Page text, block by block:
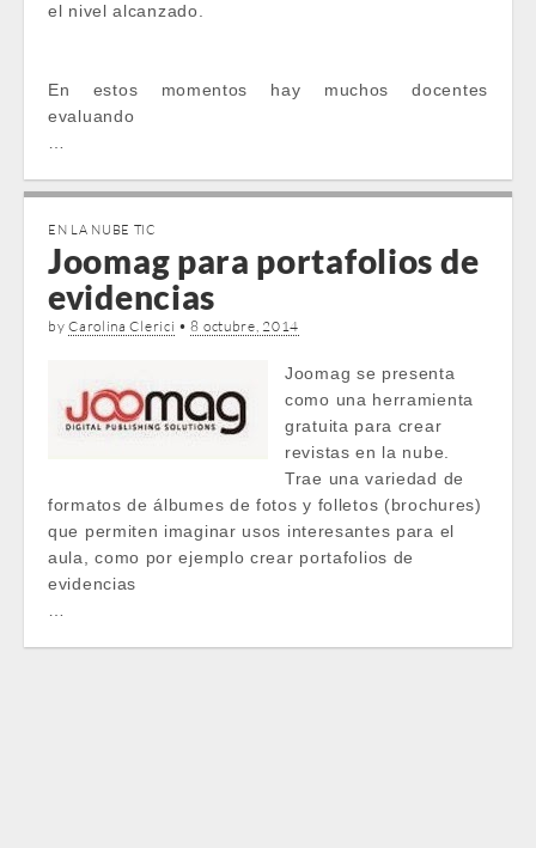
el nivel alcanzado.
En estos momentos hay muchos docentes
evaluando
EN LA NUBE TIC
Joomag para portafolios de
evidencias
byCarolina Clerici •8 octubre, 2014
Joomag se presenta
como una herramienta
gratuita para crear
revistas en la nube.
Trae una variedad de
formatos de álbumes de fotos y folletos (brochures)
que permiten imaginar usos interesantes para el
aula, como por ejemplo crear portafolios de
evidencias